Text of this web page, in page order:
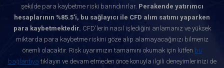
şekilde para kaybetme riski barındırırlar. Perakende yatırımcı
hesaplarının %85.5'i, bu sağlayıcı ile CFD alım satımı yaparken
para kaybetmektedir. CFD'lerin nasıl işlediğini anlamanız ve yüksek
miktarda para kaybetme riskini göze alıp alamayacağınızı bilmeniz
önemli olacaktır. Risk uyarımızın tamamını okumak için lütfen bu
bağlantıya tıklayın ve devam etmeden önce konuyla ilgili deneyimlerinizi de